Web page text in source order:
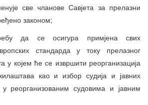
све чланове Савјета за прелазни
законом;
да се осигура примјена свих
стандарда у току прелазног
у којем ће се извршити реорганизација
као и избор судија и јавних
реорганизованим судовима и јавним